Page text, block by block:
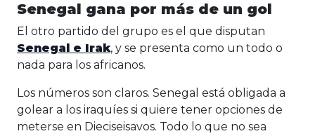
Senegal gana por más de un gol
El otro partido del grupo es el que disputan
Senegal e Irak, y se presenta como un todo o
nada para los africanos.
Los números son claros. Senegal está obligada a
golear a los iraquíes si quiere tener opciones de
meterse en Dieciseisavos. Todo lo que no sea